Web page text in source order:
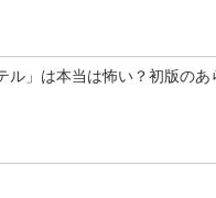
ル」は本当は怖い？初版の